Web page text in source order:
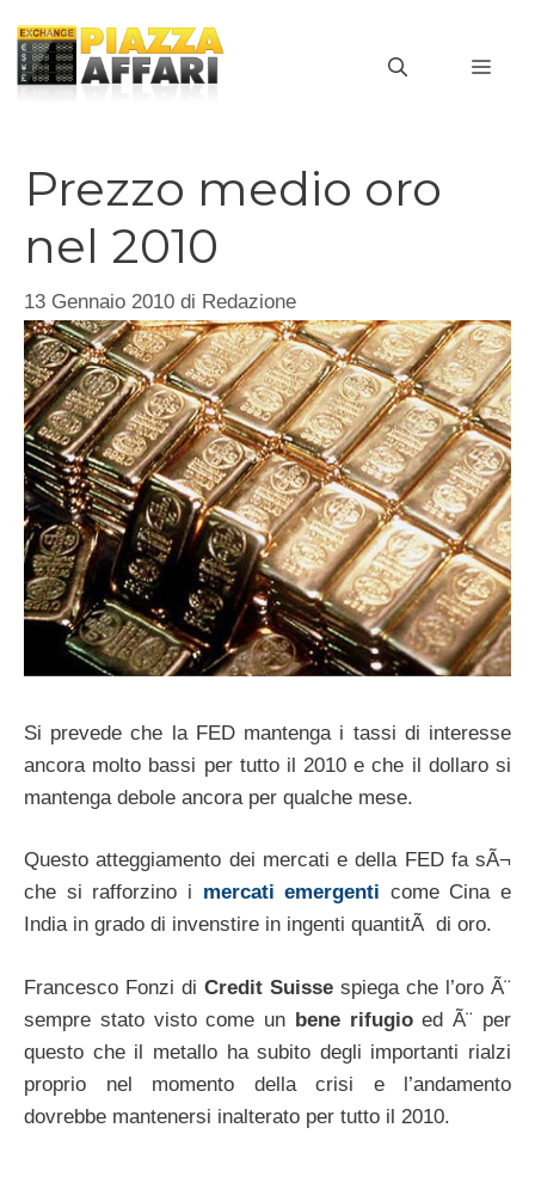
contenuto
Prezzo medio oro
nel 2010
13 Gennaio 2010 di Redazione
Si prevede che la FED mantenga i tassi di interesse
ancora molto bassi per tutto il 2010 e che il dollaro si
mantenga debole ancora per qualche mese.
Questo atteggiamento dei mercati e della FED fa sÃ¬
che si rafforzino i mercati emergenti come Cina e
India in grado di invenstire in ingenti quantitÃ di oro.
Francesco Fonzi di Credit Suisse spiega che l’oro Ã¨
sempre stato visto come un bene rifugioed Ã¨ per
questo che il metallo ha subito degli importanti rialzi
proprio nel momento della crisi e l’andamento
dovrebbe mantenersi inalterato per tutto il 2010.